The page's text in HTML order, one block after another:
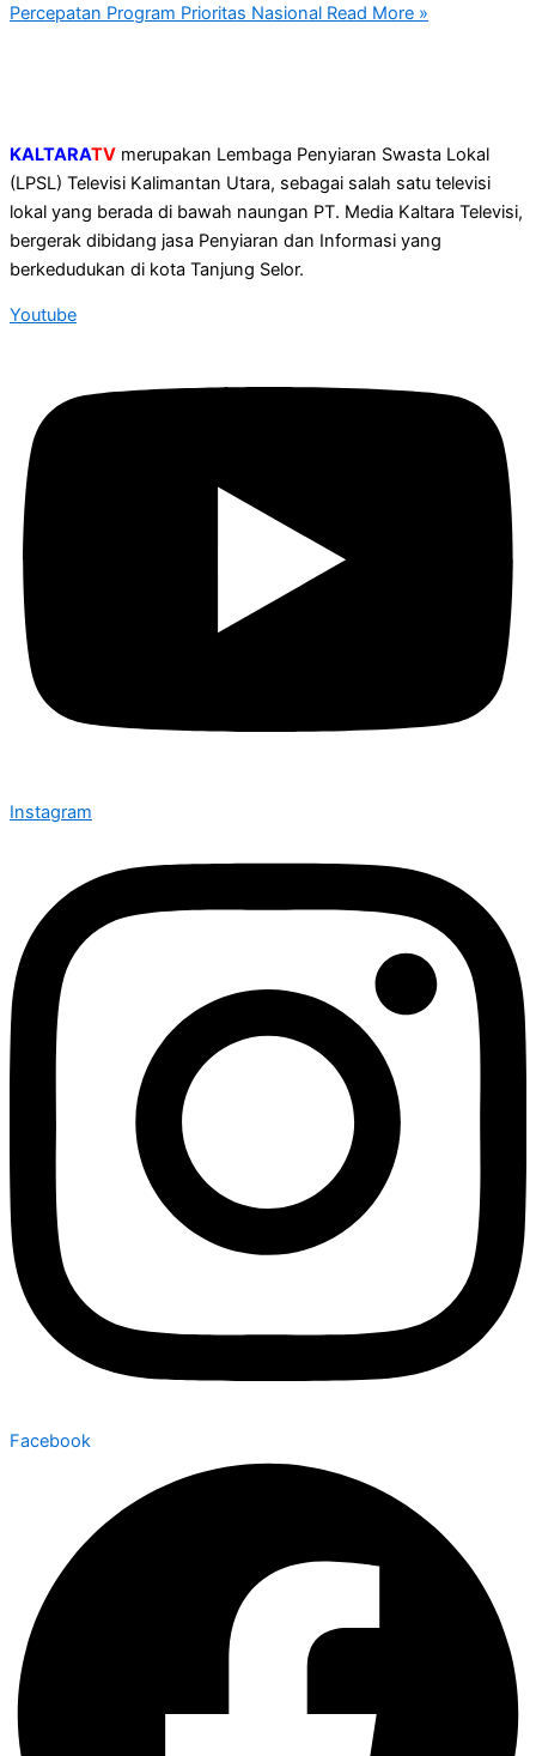
Percepatan Program Prioritas Nasional Read More »
KALTARATV merupakan Lembaga Penyiaran Swasta Lokal
(LPSL) Televisi Kalimantan Utara, sebagai salah satu televisi
lokal yang berada di bawah naungan PT. Media Kaltara Televisi,
bergerak dibidang jasa Penyiaran dan Informasi yang
berkedudukan di kota Tanjung Selor.
Youtube
Instagram
Facebook